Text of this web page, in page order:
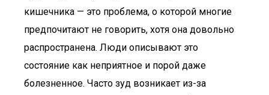
кишечника — это проблема, о которой многие
предпочитают не говорить, хотя она довольно
распространена. Люди описывают это
состояние как неприятное и порой даже
болезненное. Часто зуд возникает из-за